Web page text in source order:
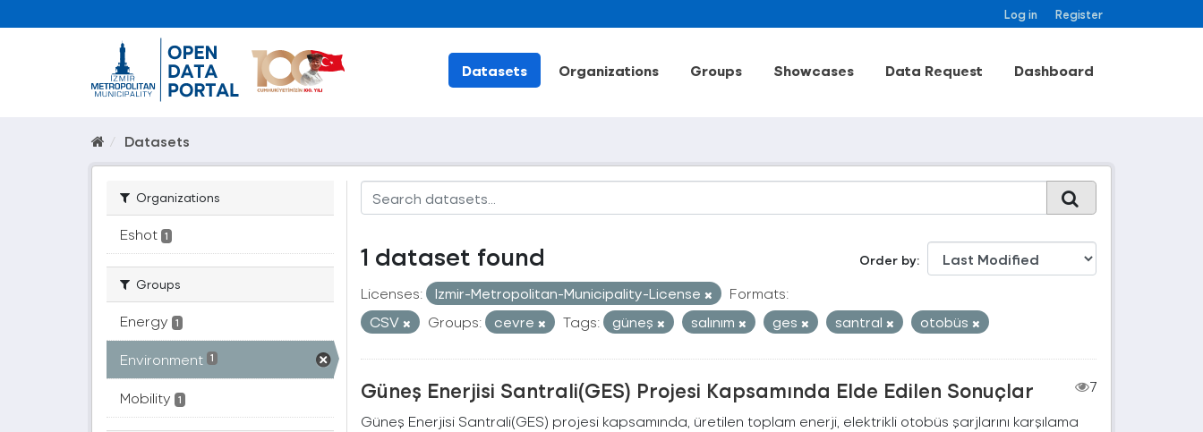
Log in Register
Datasets Organizations Groups Showcases Data Request Dashboard
Datasets
Organizations
Eshot 1
Groups
Energy 1
Environment 1
Mobility 1
Order by
1 dataset found
Licenses: Izmir-Metropolitan-Municipality-License
Formats:
CSV
Groups: cevre Tags: güneş salınım ges santral otobüs
Güneş Enerjisi Santrali(GES) Projesi Kapsamında Elde Edilen Sonuçlar
7
Güneş Enerjisi Santrali(GES) projesi kapsamında, üretilen toplam enerji, elektrikli otobüs şarjlarını karşılama